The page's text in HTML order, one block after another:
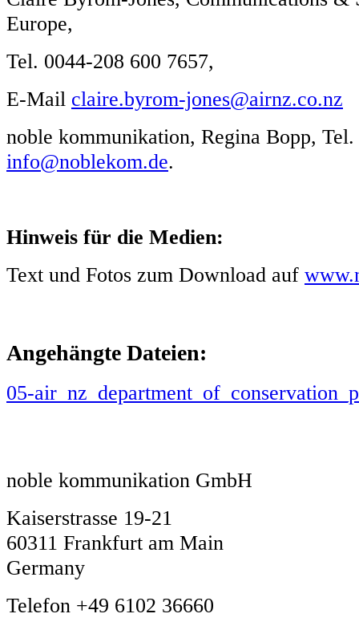
Europe,
Tel. 0044-208 600 7657,
E-Mail claire.byrom-jones@airnz.co.nz
noble kommunikation, Regina Bopp,
info@noblekom.de.
Hinweis für die Medien:
Text und Fotos zum Download auf
Angehängte Dateien:
05-
noble kommunikation GmbH
Kaiserstrasse 19-21
60311 Frankfurt am Main
Germany
Telefon +49 6102 36660